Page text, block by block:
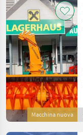
Macchina nuova